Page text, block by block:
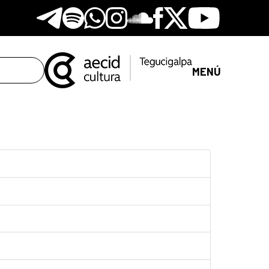
Telegram
SpotifyWhatsapp
Instagram
Soundclore
Facebook
X Youtube
MENÚ